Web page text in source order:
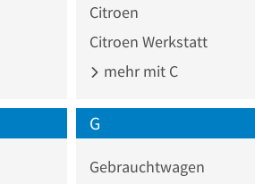
Citroen
Citroen Werkstatt
mehr mit C
G
Gebrauchtwagen